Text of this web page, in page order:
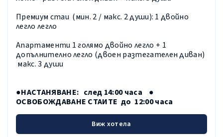
Премиум стаи (мин. 2 / макс. 2 души): 1 двойно
легло легло
Апартаменти 1 голямо двойно легло + 1
допълнително легло (двоен разтегателен диван)
макс. 3 души
●НАСТАНЯВАНЕ: след 14:00 часа ●
ОСВОБОЖДАВАНЕ СТАИТЕ до 12:00 часа
Виж хотела